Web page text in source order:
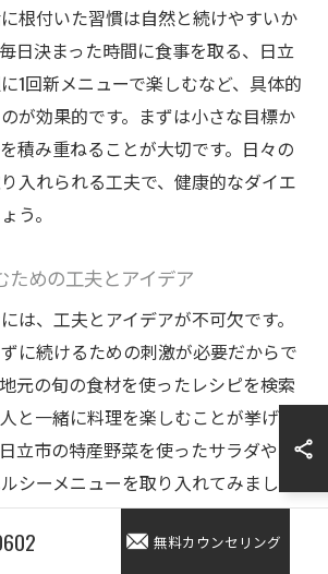
根付いた習慣は自然と続けやすいか
日決まった時間に食事を取る、日立
1回新メニューで楽しむなど、具体的
が効果的です。まずは小さな目標か
積み重ねることが大切です。日々の
入れられる工夫で、健康的なダイエ
う。
ための工夫とアイデア
は、工夫とアイデアが不可欠です。
に続けるための刺激が必要だからで
元の旬の食材を使ったレシピを検索
と一緒に料理を楽しむことが挙げら
立市の特産野菜を使ったサラダや、
シーメニューを取り入れてみましょ
挑戦が、食事改善のモチベーション
。
無料カウンセリング